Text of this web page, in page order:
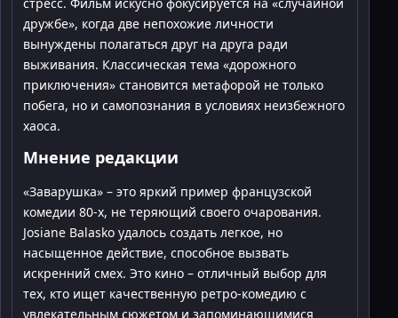
дружбе», когда две непохожие личности
вынуждены полагаться друг на друга ради
выживания. Классическая тема «дорожного
приключения» становится метафорой не только
побега, но и самопознания в условиях неизбежного
хаоса.
Мнение редакции
«Заварушка» – это яркий пример французской
комедии 80-х, не теряющий своего очарования.
Josiane Balasko удалось создать легкое, но
насыщенное действие, способное вызвать
искренний смех. Это кино – отличный выбор для
тех, кто ищет качественную ретро-комедию с
увлекательным сюжетом и запоминающимися